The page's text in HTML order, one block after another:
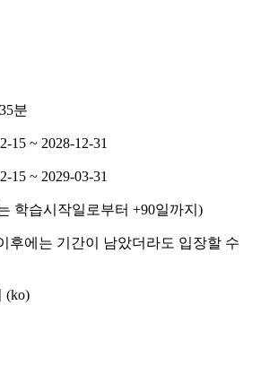
분
15 ~ 2028-12-31
15 ~ 2029-03-31
학습시작일로부터 +90일까지)
후에는 기간이 남았더라도 입장할 수
‎(ko)‎